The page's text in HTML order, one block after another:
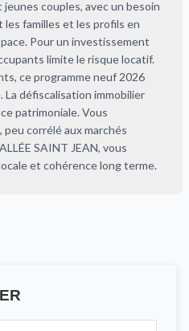
couples, avec un besoin
familles et les profils en
Pour un investissement
limite le risque locatif.
ce programme neuf 2026
défiscalisation immobilier
patrimoniale. Vous
corrélé aux marchés
SAINT JEAN, vous
et cohérence long terme.